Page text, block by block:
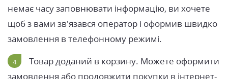
немає часу заповнювати інформацію, ви хочете
щоб з вами зв'язався оператор і оформив швидко
замовлення в телефонному режимі.
Товар доданий в корзину. Можете оформити
замовлення або продовжити покупки в інтернет-